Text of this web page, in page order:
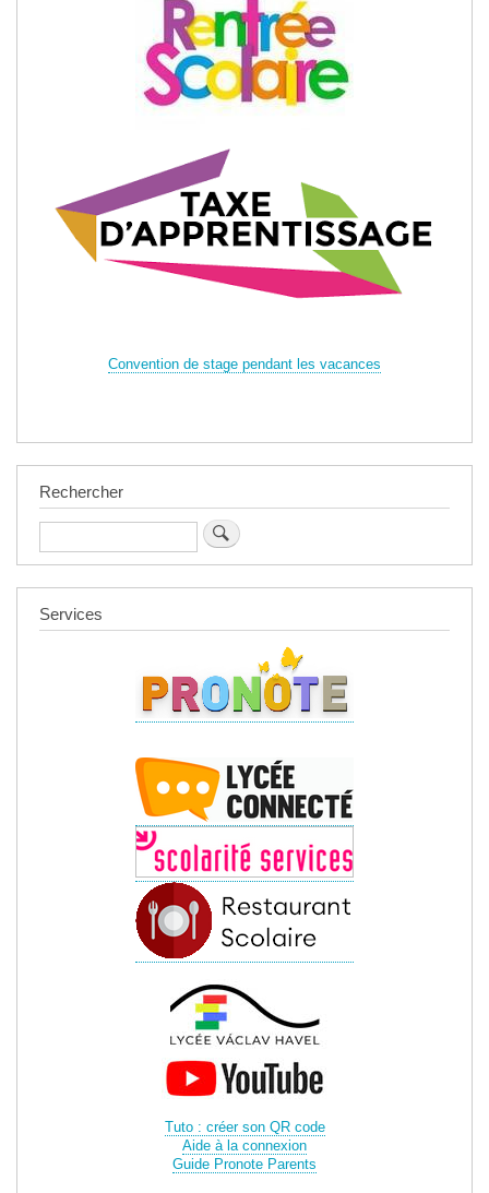
Convention de stage pendant les vacances
Rechercher
Rechercher
Services
Tuto : créer son QR code
Aide à la connexion
Guide Pronote Parents